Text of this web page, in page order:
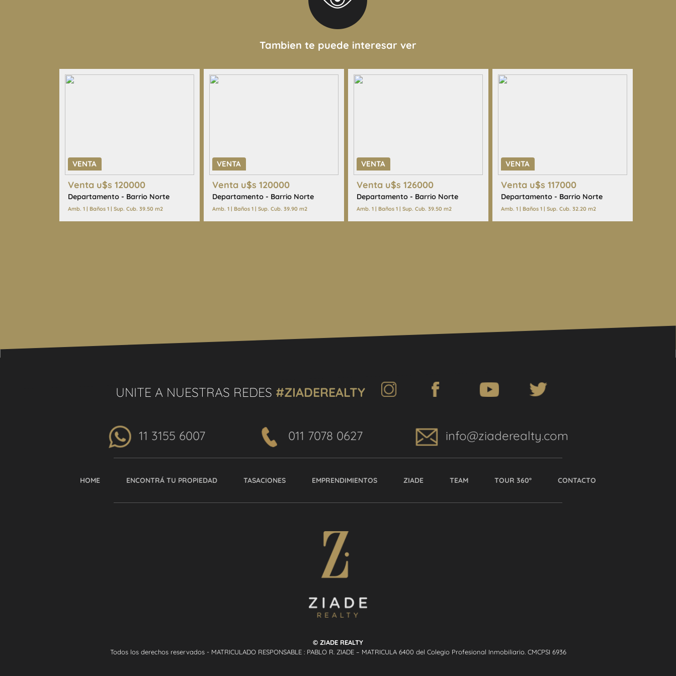
· Cines
pueden arrojar inexactitudes y discordancias con las que surgen de los las
facturas, títulos y planos legales del inmueble. El interesado deberá realizar
las verificaciones respectivas previamente a la realización de cualquier
operación, requiriendo por sí o sus profesionales las copias necesarias de la
documentación que corresponda.
Tambien te puede interesar ver
VENTA
Venta u$s 120000
Departamento - Barrio Norte
Amb. 1 | Baños 1 | Sup. Cub. 39.50 m2
VENTA
Venta u$s 120000
Departamento - Barrio Norte
Amb. 1 | Baños 1 | Sup. Cub. 39.90 m2
VENTA
Venta u$s 126000
Departamento - Barrio Norte
Amb. 1 | Baños 1 | Sup. Cub. 39.50 m2
VENTA
Venta u$s 117000
Departamento - Barrio Norte
Amb. 1 | Baños 1 | Sup. Cub. 32.20 m2
UNITE A NUESTRAS REDES #ZIADEREALTY
11 3155 6007 011 7078 0627 info@ziaderealty.com
HOME ENCONTRÁ TU PROPIEDAD TASACIONES EMPRENDIMIENTOS ZIADE TEAM TOUR 360º CONTACTO
© ZIADE REALTY
Todos los derechos reservados - MATRICULADO RESPONSABLE : PABLO R. ZIADE – MATRICULA 6400 del Colegio Profesional Inmobiliario. CMCPSI 6936